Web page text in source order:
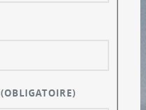
(OBLIGATOIRE)